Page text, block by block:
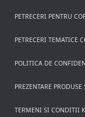
PETRECERI PENTRU
PETRECERI TEMATICE
POLITICA DE
PREZENTARE
TERMENI SI CONDITII